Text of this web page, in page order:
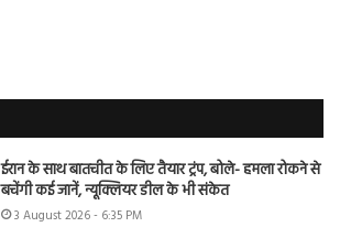
ईरान के साथ बातचीत के लिए तैयार ट्रंप, बोले- हमला रोकने से
बचेंगी कई जानें, न्यूक्लियर डील के भी संकेत
3 August 2026 - 6:35 PM